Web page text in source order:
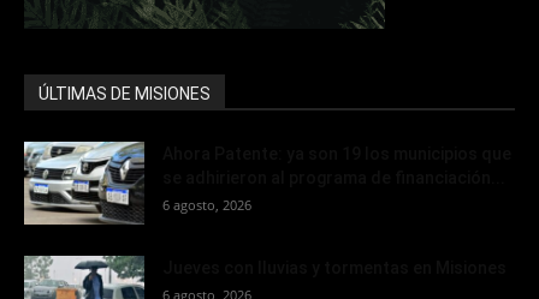
ÚLTIMAS DE MISIONES
6 agosto, 2026
6 agosto, 2026